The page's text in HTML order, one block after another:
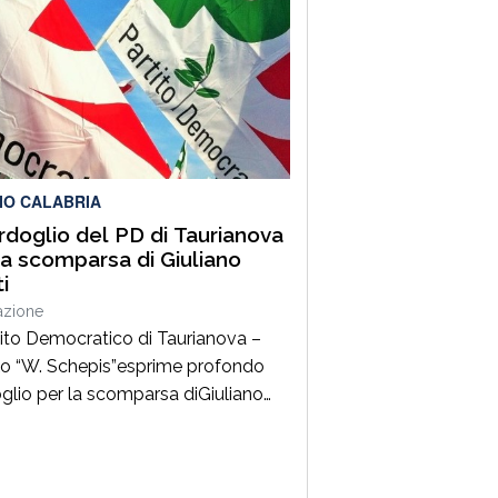
saperi produttivi, creatività e
capaci di tradurre l’identità
in valore riconosciuto in Italia
Lo afferma
Giusi Princi,
all’incontro di presentazione
“Realtà […]
CALABRIA
del PD di Taurianova
scomparsa di Giuliano
Democratico di Taurianova –
“W. Schepis”esprime profondo
per la scomparsa diGiuliano